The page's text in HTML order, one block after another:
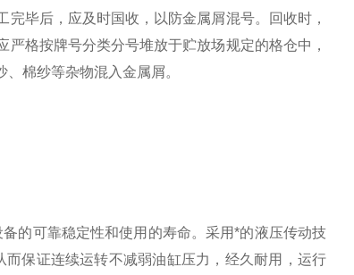
毕后，应及时国收，以防金属屑混号。回收时，
格按牌号分类分号堆放于贮放场规定的格仓中，
棉纱等杂物混入金属屑。
的可靠稳定性和使用的寿命。采用*的液压传动技
保证连续运转不减弱油缸压力，经久耐用，运行